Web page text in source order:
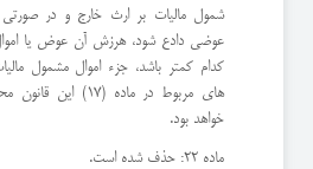
شمول مالیات بر ارث خارج و در
عوضی دادع شود، هرزش آن عوض یا
کدام کمتر باشد، جزء اموال مشمول
های مربوط در ماده
خواهد بود.
ماده 22: حذف شده است.